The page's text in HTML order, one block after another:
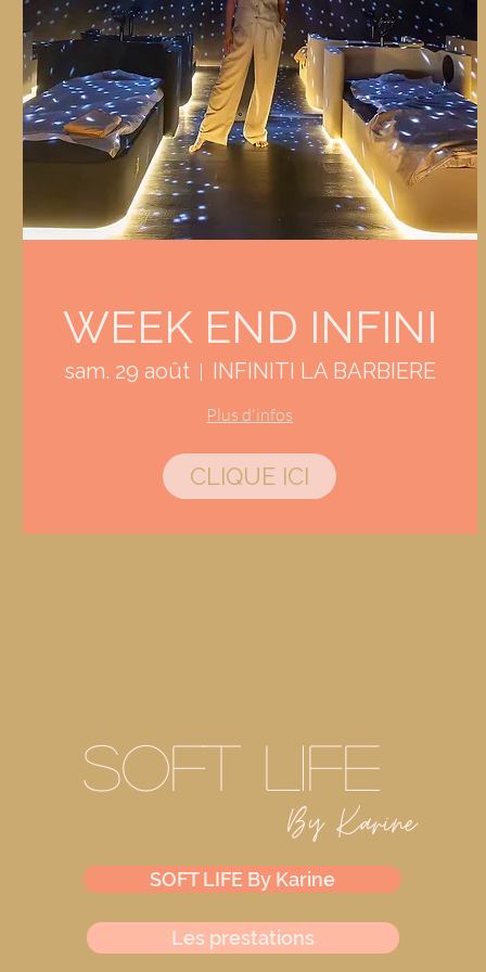
WEEK END INFINI
sam. 29 août INFINITI LA BARBIERE
Plus d'infos
CLIQUE ICI
SOFT LIFE
By Karine
SOFT LIFE By Karine
Les prestations